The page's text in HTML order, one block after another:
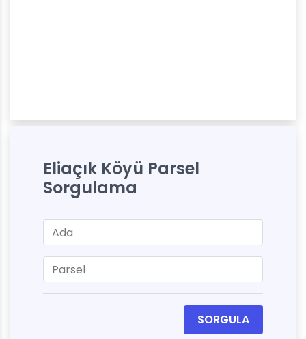
Eliaçık Köyü Parsel
Sorgulama
SORGULA